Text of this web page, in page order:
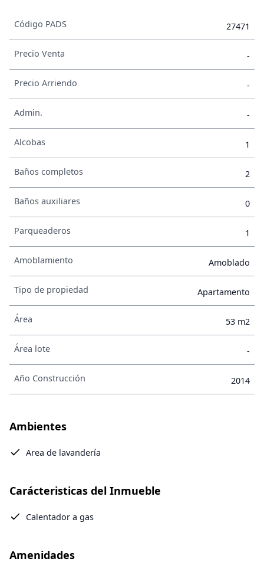
Código PADS 27471
Precio Venta -
Precio Arriendo -
Admin. -
Alcobas 1
Baños completos 2
Baños auxiliares 0
Parqueaderos 1
Amoblamiento Amoblado
Tipo de propiedad Apartamento
Área 53 m2
Área lote -
Año Construcción 2014
Ambientes
Area de lavandería
Carácteristicas del Inmueble
Calentador a gas
Amenidades